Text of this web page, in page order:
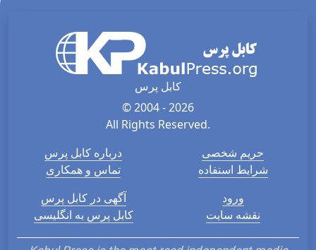
کابل پرس
© 2004 - 2026
All Rights Reserved.
درباره کابل پرس
تماس و همکاری
حریم شخصی
شرایط استفاده
آگهی در کابل پرس
کابل پرس به انگلیسی
ورود
نقشه سایت